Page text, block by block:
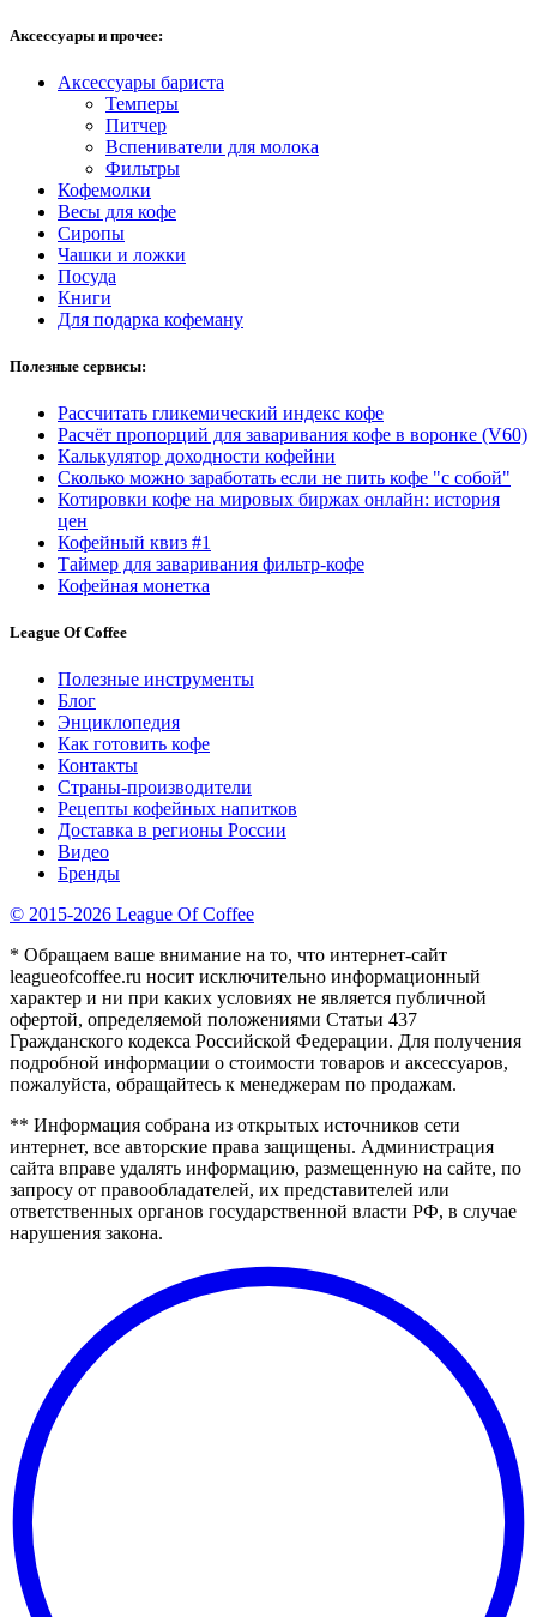
Аксессуары и прочее:
Аксессуары бариста
Темперы
Питчер
Вспениватели для молока
Фильтры
Кофемолки
Весы для кофе
Сиропы
Чашки и ложки
Посуда
Книги
Для подарка кофеману
Полезные сервисы:
Рассчитать гликемический индекс кофе
Расчёт пропорций для заваривания кофе в воронке (V60)
Калькулятор доходности кофейни
Сколько можно заработать если не пить кофе "с собой"
Котировки кофе на мировых биржах онлайн: история
цен
Кофейный квиз #1
Таймер для заваривания фильтр-кофе
Кофейная монетка
League Of Coffee
Полезные инструменты
Блог
Энциклопедия
Как готовить кофе
Контакты
Страны-производители
Рецепты кофейных напитков
Доставка в регионы России
Видео
Бренды
© 2015-2026 League Of Coffee
* Обращаем ваше внимание на то, что интернет-сайт
leagueofcoffee.ru носит исключительно информационный
характер и ни при каких условиях не является публичной
офертой, определяемой положениями Статьи 437
Гражданского кодекса Российской Федерации. Для получения
подробной информации о стоимости товаров и аксессуаров,
пожалуйста, обращайтесь к менеджерам по продажам.
** Информация собрана из открытых источников сети
интернет, все авторские права защищены. Администрация
сайта вправе удалять информацию, размещенную на сайте, по
запросу от правообладателей, их представителей или
ответственных органов государственной власти РФ, в случае
нарушения закона.